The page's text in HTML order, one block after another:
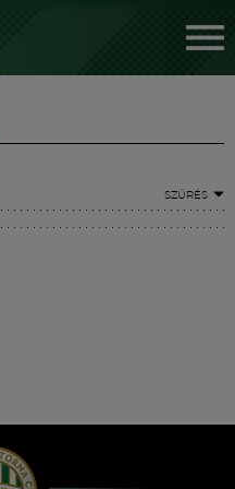
SZŰRÉS